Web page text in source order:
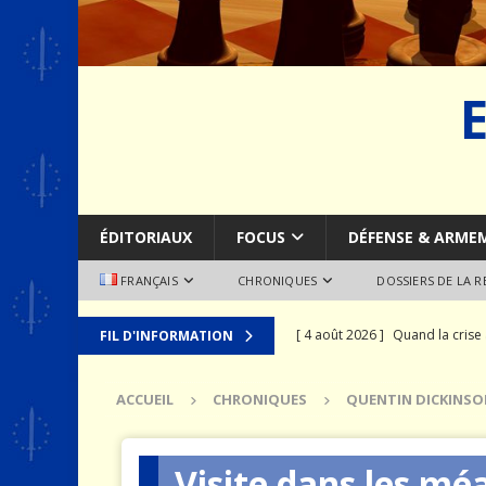
ÉDITORIAUX FOCUS DÉFENSE &
FRANÇAIS CHRONIQUES DOSSIERS DE LA
FIL D'INFORMATION [ 4 août 2026 ] Quand la
[ 28 juillet 2026 ] Le
[ 24 juillet 2026 ] La
ACCUEIL CHRONIQUES QUENTIN